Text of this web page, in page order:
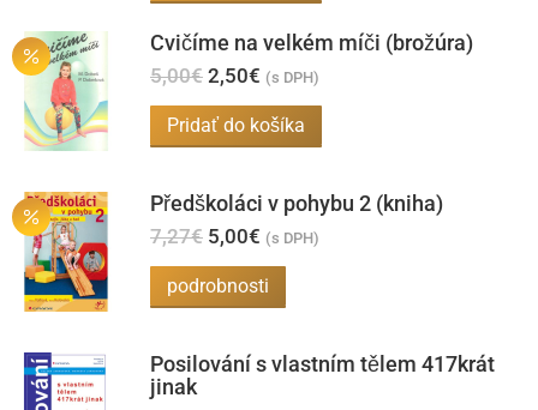
Cvičíme na velkém míči (brožúra)
5,00€ Pôvodná
bola:
5,00€.
2,50€ Aktuálna
je:
2,50€.
(s DPH)
Pridať do košíka
Předškoláci v pohybu 2 (kniha)
7,27€ Pôvodná
bola:
7,27€.
5,00€ Aktuálna
je:
5,00€.
(s DPH)
podrobnosti
Posilování s vlastním tělem 417krát
jinak